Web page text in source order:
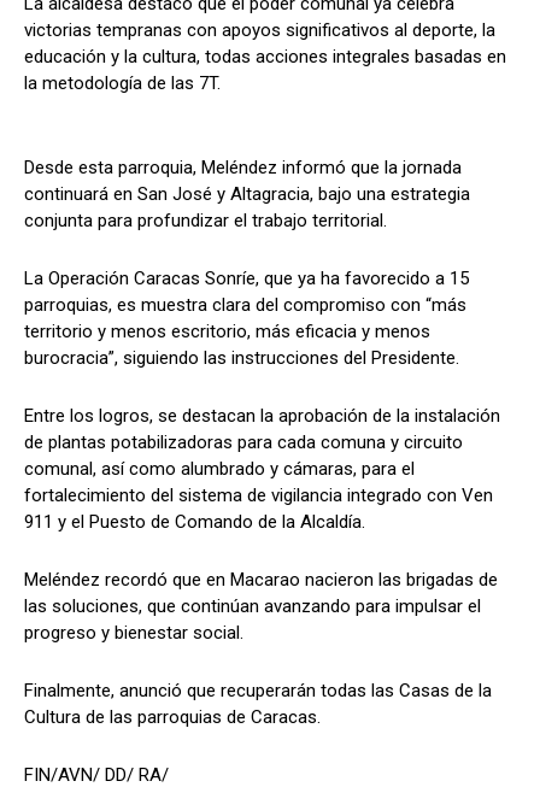
victorias tempranas con apoyos significativos al deporte, la
educación y la cultura, todas acciones integrales basadas en
la metodología de las 7T.
Desde esta parroquia, Meléndez informó que la jornada
continuará en San José y Altagracia, bajo una estrategia
conjunta para profundizar el trabajo territorial.
La Operación Caracas Sonríe, que ya ha favorecido a 15
parroquias, es muestra clara del compromiso con “más
territorio y menos escritorio, más eficacia y menos
burocracia”, siguiendo las instrucciones del Presidente.
Entre los logros, se destacan la aprobación de la instalación
de plantas potabilizadoras para cada comuna y circuito
comunal, así como alumbrado y cámaras, para el
fortalecimiento del sistema de vigilancia integrado con Ven
911 y el Puesto de Comando de la Alcaldía.
Meléndez recordó que en Macarao nacieron las brigadas de
las soluciones, que continúan avanzando para impulsar el
progreso y bienestar social.
Finalmente, anunció que recuperarán todas las Casas de la
Cultura de las parroquias de Caracas.
FIN/AVN/ DD/ RA/